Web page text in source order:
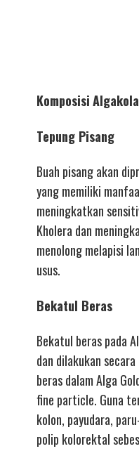
Komposisi
Tepung Pisang
Buah pisang akan
yang memiliki
meningkatkan
Kholera dan
menolong melapisi
usus.
Bekatul Beras
Bekatul beras pada
dan dilakukan
beras dalam Alga
fine particle. Guna
kolon, payudara,
polip kolorektal